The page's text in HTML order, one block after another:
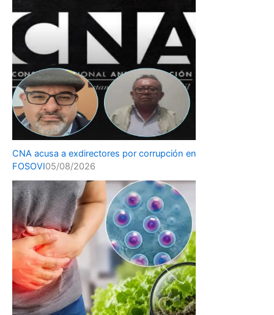
CNA acusa a exdirectores por corrupción en
FOSOVI05/08/2026